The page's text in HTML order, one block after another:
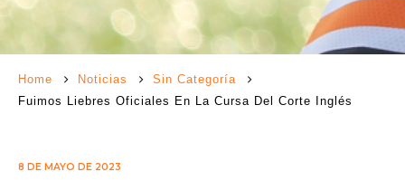
Home Noticias
Sin Categoría
Fuimos Liebres Oficiales En La Cursa Del Corte Inglés
8 DE MAYO DE 2023